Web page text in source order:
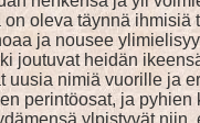
oleva täynnä
ja nousee
heidän
nimiä vuorille ja
perintöosat, ja
ylpistyvät